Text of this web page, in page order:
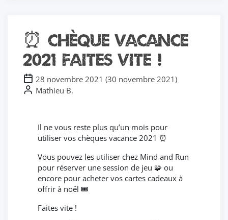
⏰ Chèque vacance
2021 faites vite !
28 novembre 2021 (30 novembre 2021)
Mathieu B.
Il ne vous reste plus qu’un mois pour
utiliser vos chèques vacance 2021 ⏰
Vous pouvez les utiliser chez Mind and Run
pour réserver une session de jeu 🧩 ou
encore pour acheter vos cartes cadeaux à
offrir à noël 🎟
Faites vite !